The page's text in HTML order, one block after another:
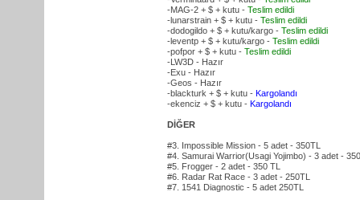
-MAG-2 + $ + kutu - Teslim edildi
-lunarstrain + $ + kutu - Teslim edildi
-dodogildo + $ + kutu/kargo - Teslim edildi
-leventp + $ + kutu/kargo - Teslim edildi
-pofpor + $ + kutu - Teslim edildi
-LW3D - Hazır
-Exu - Hazır
-Geos - Hazır
-blackturk + $ + kutu - Kargolandı
-ekenciz + $ + kutu - Kargolandı
DİĞER
#3. Impossible Mission - 5 adet - 350TL
#4. Samurai Warrior(Usagi Yojimbo) - 3 adet -
#5. Frogger - 2 adet - 350 TL
#6. Radar Rat Race - 3 adet - 250TL
#7. 1541 Diagnostic - 5 adet 250TL